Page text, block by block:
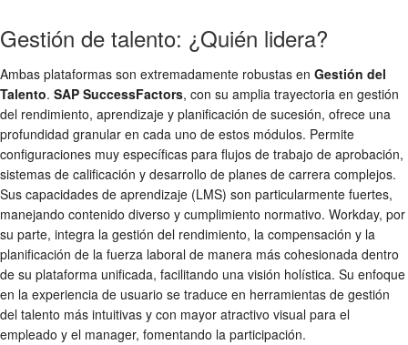
Gestión de talento: ¿Quién lidera?
Ambas plataformas son extremadamente robustas en Gestión del
Talento. SAP SuccessFactors, con su amplia trayectoria en gestión
del rendimiento, aprendizaje y planificación de sucesión, ofrece una
profundidad granular en cada uno de estos módulos. Permite
configuraciones muy específicas para flujos de trabajo de aprobación,
sistemas de calificación y desarrollo de planes de carrera complejos.
Sus capacidades de aprendizaje (LMS) son particularmente fuertes,
manejando contenido diverso y cumplimiento normativo. Workday, por
su parte, integra la gestión del rendimiento, la compensación y la
planificación de la fuerza laboral de manera más cohesionada dentro
de su plataforma unificada, facilitando una visión holística. Su enfoque
en la experiencia de usuario se traduce en herramientas de gestión
del talento más intuitivas y con mayor atractivo visual para el
empleado y el manager, fomentando la participación.